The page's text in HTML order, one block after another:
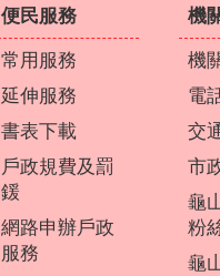
便民服務
常用服務
延伸服務
書表下載
戶政規費及罰
鍰
網路申辦戶政
服務
機
機
電
交
市
龜
粉
龜